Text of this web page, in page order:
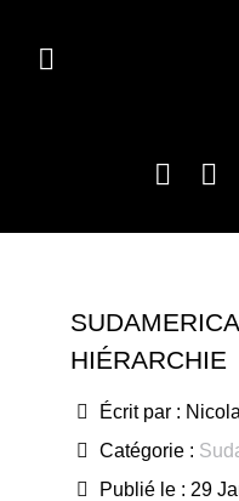
HIÉRARCHIE
Écrit par :
Catégorie :
Publié le : 29